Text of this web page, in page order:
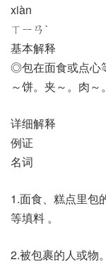
xiàn
ㄒㄧㄢˋ
基本解释
◎包在面食或点心
～饼。夹～。肉～。
详细解释
例证
名词
1.面食、糕点里包
等填料 。
2.被包裹的人或物。